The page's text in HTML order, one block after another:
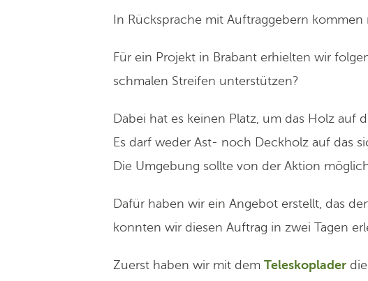
In Rücksprache mit Auftraggebern
Für ein Projekt in Brabant erhielten wir
schmalen Streifen unterstützen?
Dabei hat es keinen Platz, um das Holz auf
Es darf weder Ast- noch Deckholz auf das
Die Umgebung sollte von der Aktion
Dafür haben wir ein Angebot erstellt, das
konnten wir diesen Auftrag in zwei Tagen
Zuerst haben wir mit dem Teleskoplader